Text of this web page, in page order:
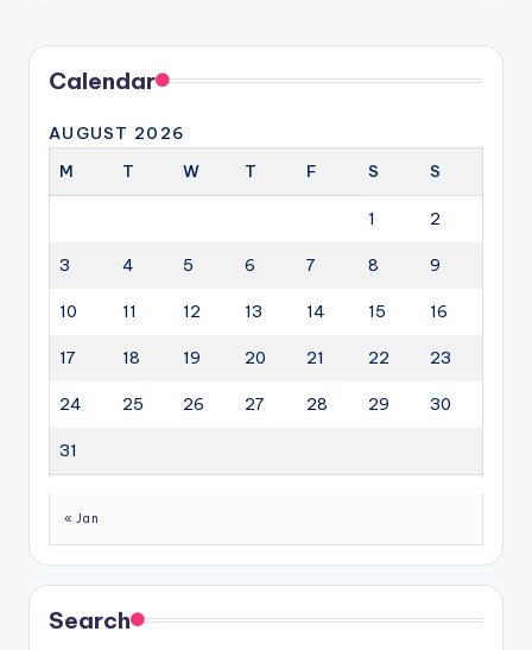
Calendar
AUGUST 2026
M
T W T F S S
1 2
3 4 5 6 7 8 9
10 11 12 13 14 15 16
17 18 19 20 21 22 23
24 25 26 27 28 29 30
31
« Jan
Search